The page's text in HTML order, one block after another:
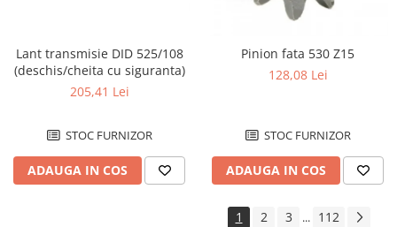
Lant transmisie DID 525/108
(deschis/cheita cu siguranta)
205,41 Lei
STOC FURNIZOR
ADAUGA IN COS
Pinion fata 530 Z15
128,08 Lei
STOC FURNIZOR
ADAUGA IN COS
1 2 3 ... 112